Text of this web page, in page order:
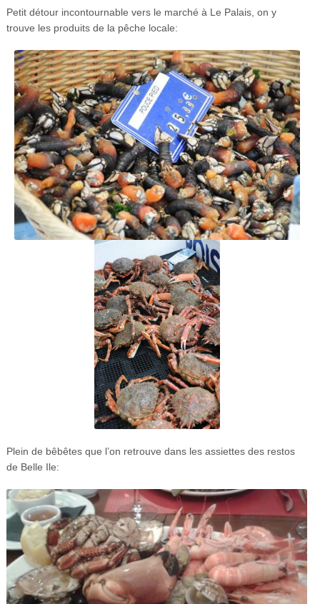
Petit détour incontournable vers le marché à Le Palais, on y
trouve les produits de la pêche locale:
Plein de bêbêtes que l’on retrouve dans les assiettes des restos
de Belle Ile: